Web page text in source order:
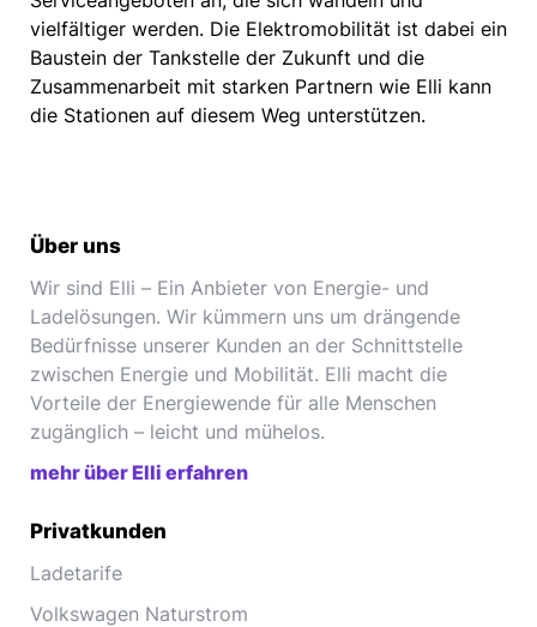
vielfältiger werden. Die Elektromobilität ist dabei ein
Baustein der Tankstelle der Zukunft und die
Zusammenarbeit mit starken Partnern wie Elli kann
die Stationen auf diesem Weg unterstützen.
Über uns
Wir sind Elli – Ein Anbieter von Energie- und
Ladelösungen. Wir kümmern uns um drängende
Bedürfnisse unserer Kunden an der Schnittstelle
zwischen Energie und Mobilität. Elli macht die
Vorteile der Energiewende für alle Menschen
zugänglich – leicht und mühelos.
mehr über Elli erfahren
Privatkunden
Ladetarife
Volkswagen Naturstrom